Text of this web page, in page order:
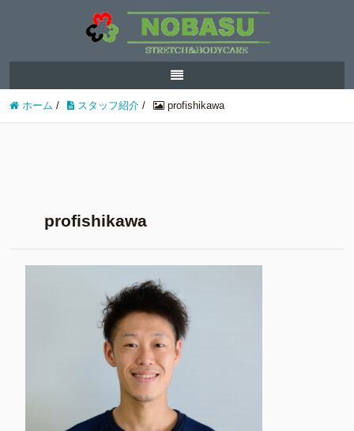
ホーム / スタッフ紹介 / profishikawa
profishikawa